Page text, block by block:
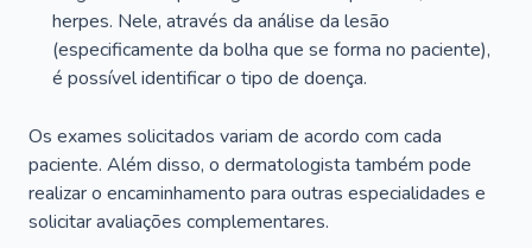
herpes. Nele, através da análise da lesão
(especificamente da bolha que se forma no paciente),
é possível identificar o tipo de doença.
Os exames solicitados variam de acordo com cada
paciente. Além disso, o dermatologista também pode
realizar o encaminhamento para outras especialidades e
solicitar avaliações complementares.